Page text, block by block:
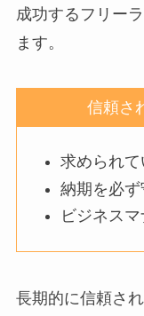
成功するフリー
ます。
信頼さ
求められ
納期を必ず
ビジネス
長期的に信頼さ